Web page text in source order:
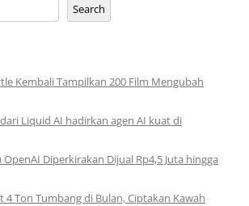
Search
Kembali Tampilkan 200 Film Mengubah
Liquid AI hadirkan agen AI kuat di
Diperkirakan Dijual Rp4,5 Juta hingga
4 Ton Tumbang di Bulan, Ciptakan Kawah